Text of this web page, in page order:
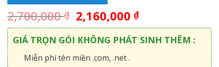
2,700,000₫ 2,160,000₫
GIÁ TRỌN GÓI KHÔNG PHÁT SINH THÊM :
Miễn phí tên miền .com, .net .